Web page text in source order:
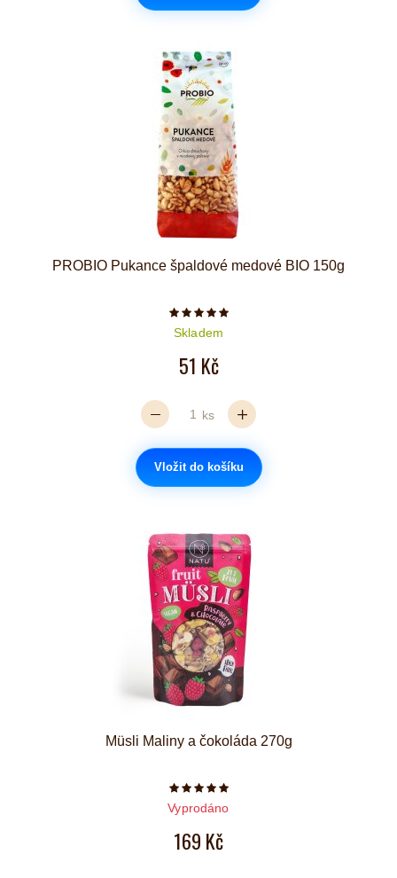
PROBIO Pukance špaldové medové BIO 150g
Počet hvězdiček je 5 z 5
Skladem
51 Kč
ks
Vložit do košíku
Müsli Maliny a čokoláda 270g
Počet hvězdiček je 5 z 5
Vyprodáno
169 Kč